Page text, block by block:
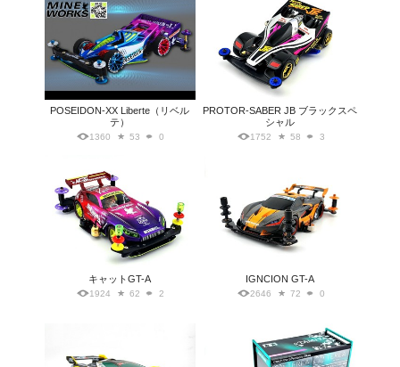
POSEIDON-XX Liberte（リベル
テ）
1360 53 0
PROTOR-SABER JB ブラックスペ
シャル
1752 58 3
キャットGT-A
1924 62 2
IGNCION GT-A
2646 72 0